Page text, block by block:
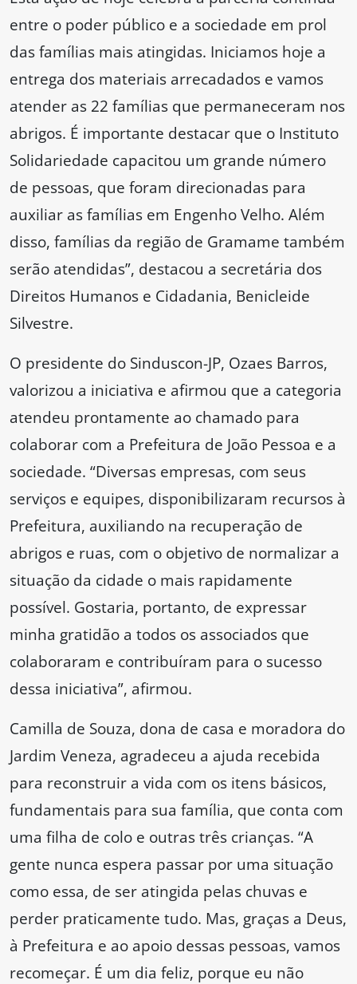
entre o poder público e a sociedade em prol
das famílias mais atingidas. Iniciamos hoje a
entrega dos materiais arrecadados e vamos
atender as 22 famílias que permaneceram nos
abrigos. É importante destacar que o Instituto
Solidariedade capacitou um grande número
de pessoas, que foram direcionadas para
auxiliar as famílias em Engenho Velho. Além
disso, famílias da região de Gramame também
serão atendidas”, destacou a secretária dos
Direitos Humanos e Cidadania, Benicleide
Silvestre.
O presidente do Sinduscon-JP, Ozaes Barros,
valorizou a iniciativa e afirmou que a categoria
atendeu prontamente ao chamado para
colaborar com a Prefeitura de João Pessoa e a
sociedade. “Diversas empresas, com seus
serviços e equipes, disponibilizaram recursos à
Prefeitura, auxiliando na recuperação de
abrigos e ruas, com o objetivo de normalizar a
situação da cidade o mais rapidamente
possível. Gostaria, portanto, de expressar
minha gratidão a todos os associados que
colaboraram e contribuíram para o sucesso
dessa iniciativa”, afirmou.
Camilla de Souza, dona de casa e moradora do
Jardim Veneza, agradeceu a ajuda recebida
para reconstruir a vida com os itens básicos,
fundamentais para sua família, que conta com
uma filha de colo e outras três crianças. “A
gente nunca espera passar por uma situação
como essa, de ser atingida pelas chuvas e
perder praticamente tudo. Mas, graças a Deus,
à Prefeitura e ao apoio dessas pessoas, vamos
recomeçar. É um dia feliz, porque eu não